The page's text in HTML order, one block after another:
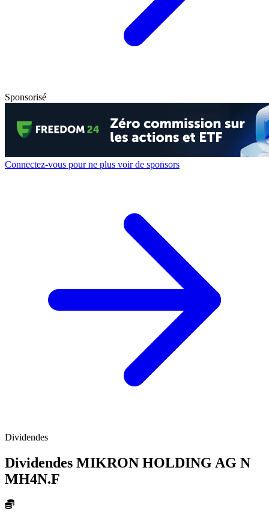
Sponsorisé
Connectez-vous pour ne plus voir de sponsors
Dividendes
Dividendes MIKRON HOLDING AG N
MH4N.F